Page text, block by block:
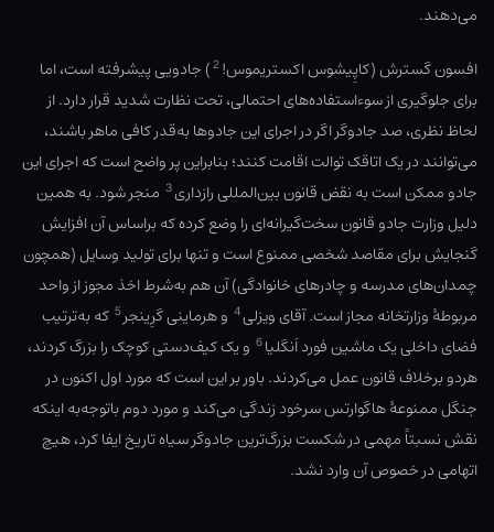
می‌دهند.
افسون گسترش (کاپِیشوس اکستریموس!2) جادویی پیشرفته است، اما
برای جلوگیری از سوءاستفاده‌های احتمالی، تحت نظارت شدید قرار دارد. از
لحاظ نظری، صد جادوگر اگر در اجرای این جادوها به‌قدر کافی ماهر باشند،
می‌توانند در یک اتاقک توالت اقامت کنند؛ بنابراین پر واضح است که اجرای این
جادو ممکن است به نقض قانون بین‌المللی رازداری3 منجر شود. به همین
دلیل وزارت جادو قانون سخت‌گیرانه‌ای را وضع کرده که براساس آن افزایش
گنجایش برای مقاصد شخصی ممنوع است و تنها برای تولید وسایل (همچون
چمدان‌های مدرسه و چادرهای خانوادگی) آن هم به‌شرط اخذ مجوز از واحد
مربوطهٔ وزارتخانه مجاز است. آقای ویزلی4 و هرماینی گرِینجر5 که به‌ترتیب
فضای داخلی یک ماشین فورد اَنگلیا6 و یک کیف‌دستی کوچک را بزرگ کردند،
هردو برخلاف قانون عمل می‌کردند. باور بر این است که مورد اول اکنون در
جنگل ممنوعهٔ هاگوارتس سرخود زندگی می‌کند و مورد دوم باتوجه‌به اینکه
نقش نسبتاً مهمی در شکست بزرگ‌ترین جادوگر سیاه تاریخ ایفا کرد، هیچ
اتهامی در خصوص آن وارد نشد.